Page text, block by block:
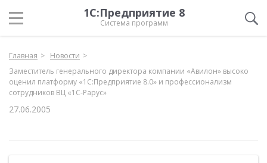
1С:Предприятие 8
Система программ
Главная
Новости
Заместитель генерального директора компании «Авилон» высоко
оценил платформу «1С:Предприятие 8.0» и профессионализм
сотрудников ВЦ «1С-Рарус»
27.06.2005